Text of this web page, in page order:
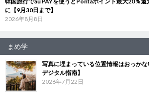
に【9月30日まで】
2026年8月8日
まめ学
写真に埋まっている位置情報はおっか
デジタル指南】
2026年7月22日